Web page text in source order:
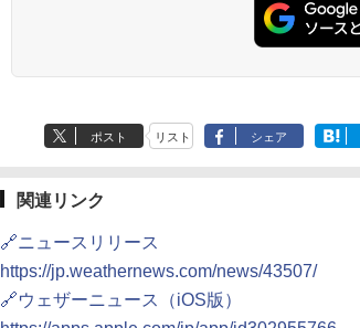
ポスト リスト シェア
関連リンク
🔗ニュースリリース
https://jp.weathernews.com/news/43507/
🔗ウェザーニュース（iOS版）